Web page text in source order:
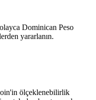
Dominican Peso
yararlanın.
ölçeklenebilirlik